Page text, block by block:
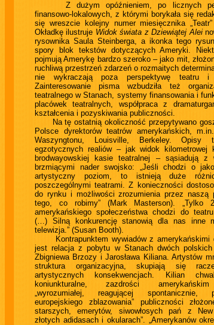
Z dużym opóźnieniem, po licznych
finansowo-lokalowych, z którymi borykała się
się wreszcie kolejny numer miesięcznika „Teatr”
Okładkę ilustruje Widok świata z Dziewiątej Alei
rysownika Saula Steinberga, a ikonka tego
spory blok tekstów dotyczących Ameryki.
pojmują Amerykę bardzo szeroko – jako mit,
ruchliwą przestrzeń zdarzeń o rozmaitych
nie wykraczają poza perspektywę teatru i
Zainteresowanie pisma wzbudziła też
teatralnego w Stanach, systemy finansowania i
placówek teatralnych, współpraca z
kształcenia i pozyskiwania publiczności.
Na tę ostatnią okoliczność przepytywano
Polsce dyrektorów teatrów amerykańskich,
Waszyngtonu, Louisville, Berkeley. Opisy
egzotycznych realiów – jak widok kilometrowej
brodwayowskiej kasie teatralnej – sąsiadują z
brzmiącymi nader swojsko: „Jeśli chodzi o
artystyczny poziom, to istnieją duże
poszczególnymi teatrami. Z konieczności
do rynku i możliwości zrozumienia przez naszą
tego, co robimy” (Mark Masterson). „Tylko
amerykańskiego społeczeństwa chodzi do
(…) Silną konkurencję stanowią dla nas inne
telewizja.” (Susan Booth).
Kontrapunktem wywiadów z amerykańskimi
jest relacja z pobytu w Stanach dwóch polskich
Zbigniewa Brzozy i Jarosława Kiliana. Artystów
struktura organizacyjna, skupiają się
artystycznych konsekwencjach. Kilian
koniunkturalne, zazdrości
„wyrozumiałej, reagującej spontanicznie,
europejskiego zblazowania” publiczności
starszych, emerytów, siwowłosych pań z
złotych adidasach i okularach”. „Amerykanów